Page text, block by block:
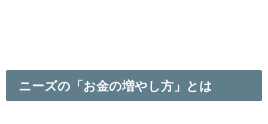
ニーズの「お金の増やし方」とは